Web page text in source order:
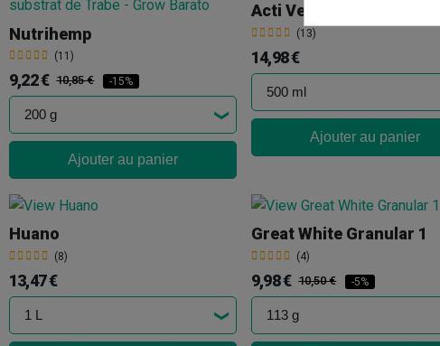
Nutrihemp
(11)
9,22 € 10,85 € -15%
Ajouter au panier
Acti Vera Bio Bizz
(13)
14,98 €
Ajouter au panier
Huano
(8)
13,47 €
Great White Granular 1
(4)
9,98 € 10,50 € -5%